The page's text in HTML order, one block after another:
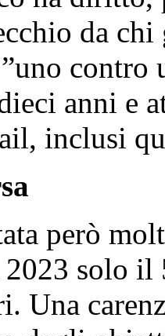
da
anni e
inclusi
però
solo il
Una